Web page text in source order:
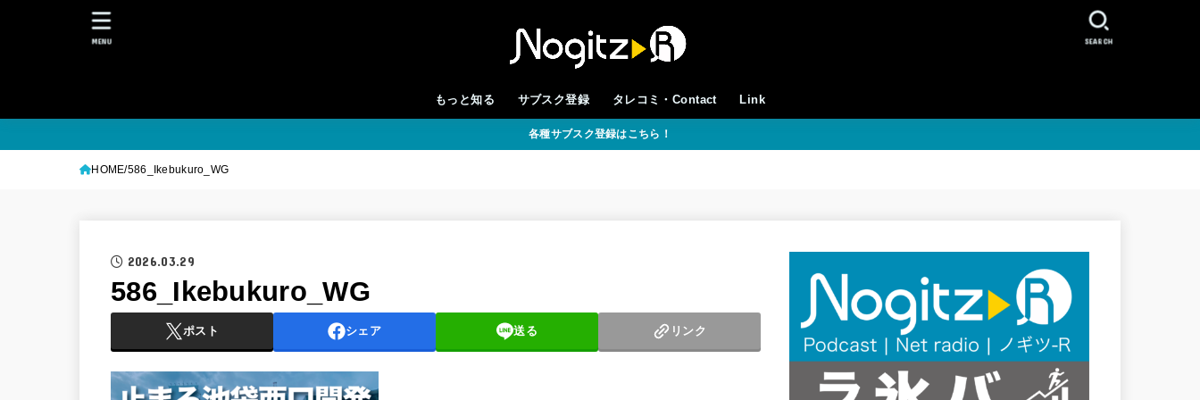
もっと知る サブスク登録 タレコミ・Contact Link
SEARCH
MENU
各種サブスク登録はこちら！
HOME 586_Ikebukuro_WG
2026.03.29
586_Ikebukuro_WG
ポスト シェア 送る リンク